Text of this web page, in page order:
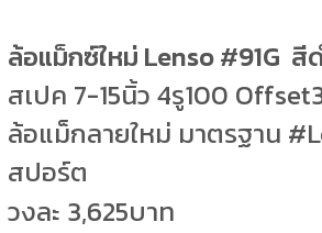
ล้อแม็กซ์ใหม่ Lenso #91G สี
สเปค 7-15นิ้ว 4รู100
ล้อแม็กลายใหม่ มาตรฐาน
สปอร์ต
วงละ 3,625บาท